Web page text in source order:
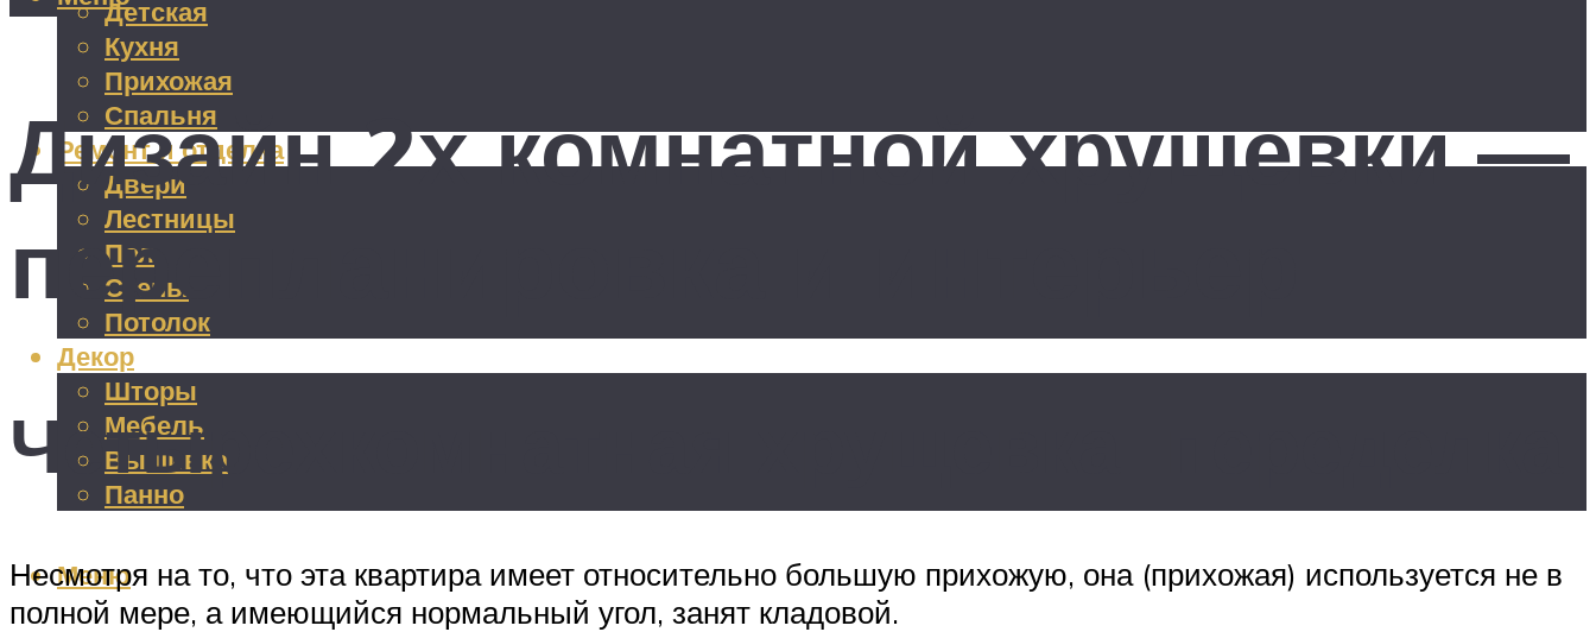
Детская
Кухня
Прихожая
Спальня
Ремонт и отделка
Двери
Лестницы
Пол
Стены
Потолок
Декор
Шторы
Мебель
Вышивка
Панно
Меню
Дизайн 2х комнатной хрущевки —
перепланировка и интерьер
Четырехкомнатная хрущевка: переделка
Несмотря на то, что эта квартира имеет относительно большую прихожую, она (прихожая) используется не в
полной мере, а имеющийся нормальный угол, занят кладовой.